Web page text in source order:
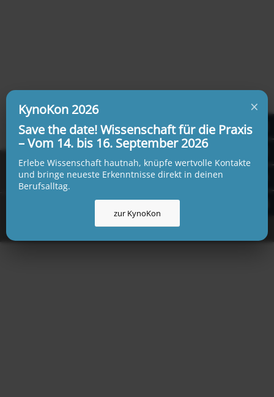
CORONA
In Zeiten einer globalen Pandemie ist es wichtig,
transparent zu kommunizieren. Hier findest Du alle
Infos, wie wir mit der Situation umgehen.
×
KynoKon 2026
Save the date! Wissenschaft für die Praxis
– Vom 14. bis 16. September 2026
Erlebe Wissenschaft hautnah, knüpfe wertvolle Kontakte
und bringe neueste Erkenntnisse direkt in deinen
Berufsalltag.
zur KynoKon